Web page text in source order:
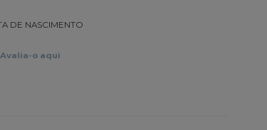
DE NASCIMENTO
Avalia-o aqui